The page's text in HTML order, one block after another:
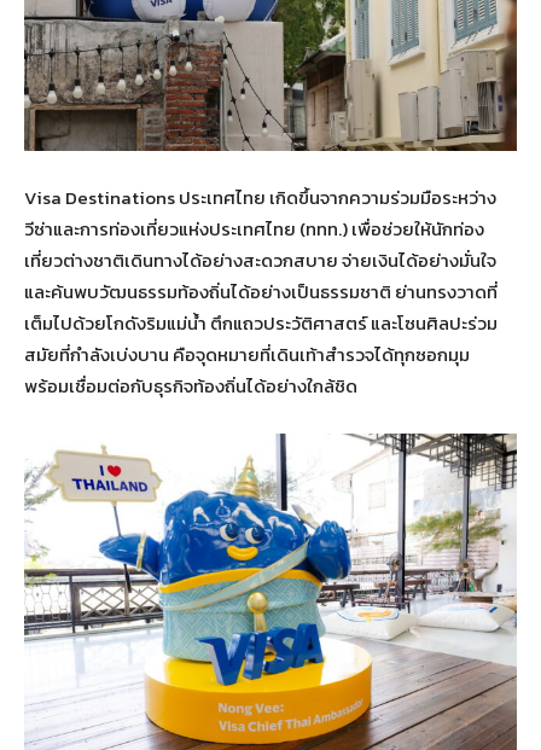
Visa Destinations ประเทศไทย เกิดขึ้นจากความร่วมมือระหว่าง
วีซ่าและการท่องเที่ยวแห่งประเทศไทย (ททท.) เพื่อช่วยให้นักท่อง
เที่ยวต่างชาติเดินทางได้อย่างสะดวกสบาย จ่ายเงินได้อย่างมั่นใจ
และค้นพบวัฒนธรรมท้องถิ่นได้อย่างเป็นธรรมชาติ ย่านทรงวาดที่
เต็มไปด้วยโกดังริมแม่น้ำ ตึกแถวประวัติศาสตร์ และโซนศิลปะร่วม
สมัยที่กำลังเบ่งบาน คือจุดหมายที่เดินเท้าสำรวจได้ทุกซอกมุม
พร้อมเชื่อมต่อกับธุรกิจท้องถิ่นได้อย่างใกล้ชิด